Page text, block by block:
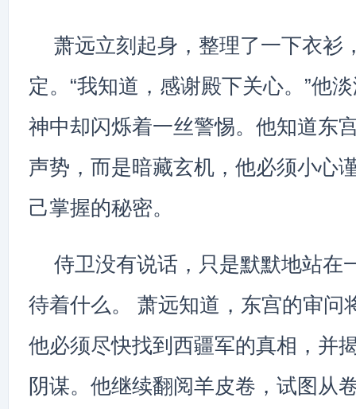
萧远立刻起身，整理了一下衣衫
定。“我知道，感谢殿下关心。”他
神中却闪烁着一丝警惕。他知道东
声势，而是暗藏玄机，他必须小心
己掌握的秘密。
侍卫没有说话，只是默默地站在
待着什么。 萧远知道，东宫的审问
他必须尽快找到西疆军的真相，并
阴谋。他继续翻阅羊皮卷，试图从